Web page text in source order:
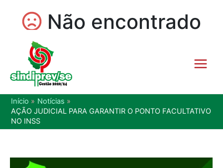
Início
Notícias
AÇÃO JUDICIAL PARA GARANTIR O PONTO FACULTATIVO
NO INSS